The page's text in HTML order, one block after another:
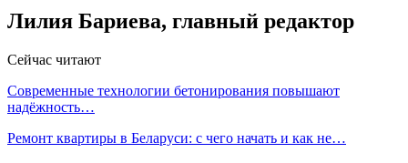
Лилия Бариева, главный редактор
Сейчас читают
Современные технологии бетонирования повышают
надёжность…
Ремонт квартиры в Беларуси: с чего начать и как не…